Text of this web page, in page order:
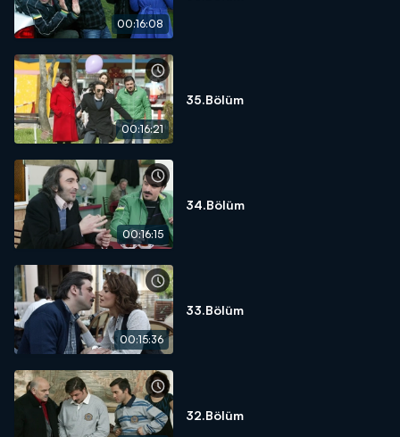
00:16:08
00:16:21
35.Bölüm
00:16:15
34.Bölüm
00:15:36
33.Bölüm
32.Bölüm